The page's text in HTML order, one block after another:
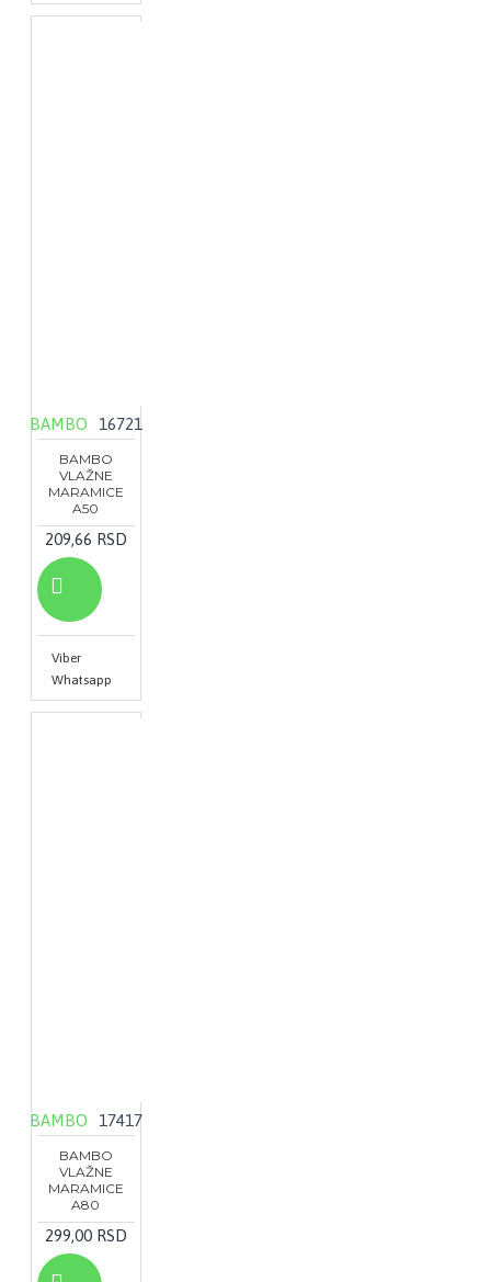
BAMBO 16721
BAMBO
VLAŽNE
MARAMICE
A50
209,66 RSD
Viber
Whatsapp
BAMBO 17417
BAMBO
VLAŽNE
MARAMICE
A80
299,00 RSD